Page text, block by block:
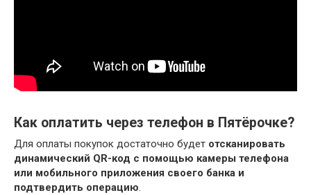
Как оплатить через телефон в Пятёрочке?
Для оплаты покупок достаточно будет отсканировать
динамический QR-код с помощью камеры телефона
или мобильного приложения своего банка и
подтвердить операцию.